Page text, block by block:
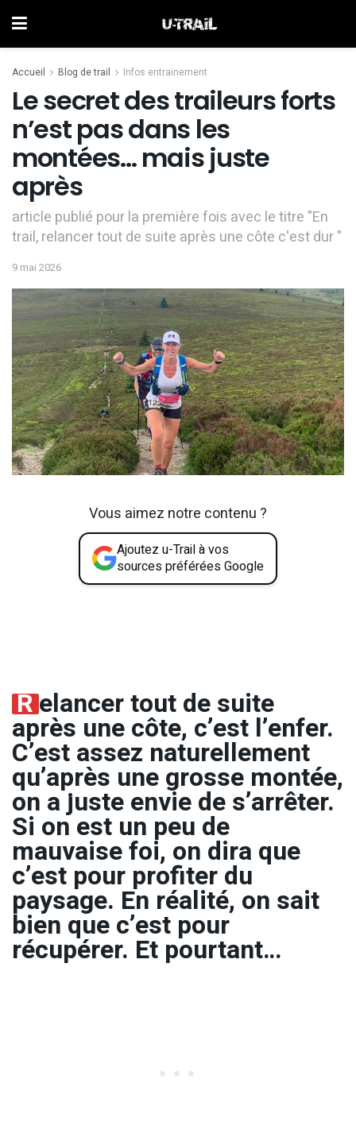
Accueil Blog de trail Infos entrainement
Le secret des traileurs forts
n’est pas dans les
montées… mais juste
après
article publié pour la première fois avec le titre "En
trail, relancer tout de suite après une côte c'est dur "
9 mai 2026
Vous aimez notre contenu ?
Ajoutez u-Trail à vos
sources préférées Google
Relancer tout de suite
après une côte, c’est l’enfer.
C’est assez naturellement
qu’après une grosse montée,
on a juste envie de s’arrêter.
Si on est un peu de
mauvaise foi, on dira que
c’est pour profiter du
paysage. En réalité, on sait
bien que c’est pour
récupérer. Et pourtant…